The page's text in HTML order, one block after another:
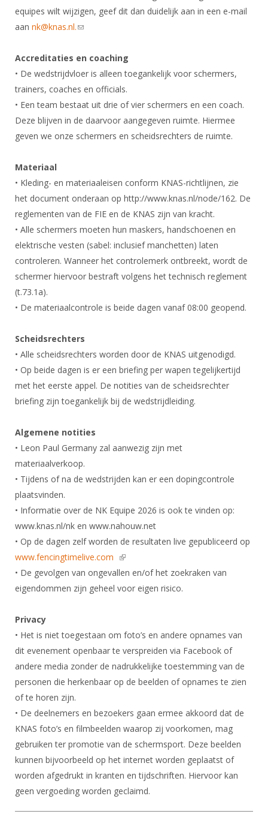
equipes wilt wijzigen, geef dit dan duidelijk aan in een e-mail
aan nk@knas.nl.(link sends e-mail)
Accreditaties en coaching
• De wedstrijdvloer is alleen toegankelijk voor schermers,
trainers, coaches en officials.
• Een team bestaat uit drie of vier schermers en een coach.
Deze blijven in de daarvoor aangegeven ruimte. Hiermee
geven we onze schermers en scheidsrechters de ruimte.
Materiaal
• Kleding- en materiaaleisen conform KNAS-richtlijnen, zie
het document onderaan op http://www.knas.nl/node/162. De
reglementen van de FIE en de KNAS zijn van kracht.
• Alle schermers moeten hun maskers, handschoenen en
elektrische vesten (sabel: inclusief manchetten) laten
controleren. Wanneer het controlemerk ontbreekt, wordt de
schermer hiervoor bestraft volgens het technisch reglement
(t.73.1a).
• De materiaalcontrole is beide dagen vanaf 08:00 geopend.
Scheidsrechters
• Alle scheidsrechters worden door de KNAS uitgenodigd.
• Op beide dagen is er een briefing per wapen tegelijkertijd
met het eerste appel. De notities van de scheidsrechter
briefing zijn toegankelijk bij de wedstrijdleiding.
Algemene notities
• Leon Paul Germany zal aanwezig zijn met
materiaalverkoop.
• Tijdens of na de wedstrijden kan er een dopingcontrole
plaatsvinden.
• Informatie over de NK Equipe 2026 is ook te vinden op:
www.knas.nl/nk en www.nahouw.net
• Op de dagen zelf worden de resultaten live gepubliceerd op
www.fencingtimelive.com (link is external)
• De gevolgen van ongevallen en/of het zoekraken van
eigendommen zijn geheel voor eigen risico.
Privacy
• Het is niet toegestaan om foto’s en andere opnames van
dit evenement openbaar te verspreiden via Facebook of
andere media zonder de nadrukkelijke toestemming van de
personen die herkenbaar op de beelden of opnames te zien
of te horen zijn.
• De deelnemers en bezoekers gaan ermee akkoord dat de
KNAS foto’s en filmbeelden waarop zij voorkomen, mag
gebruiken ter promotie van de schermsport. Deze beelden
kunnen bijvoorbeeld op het internet worden geplaatst of
worden afgedrukt in kranten en tijdschriften. Hiervoor kan
geen vergoeding worden geclaimd.